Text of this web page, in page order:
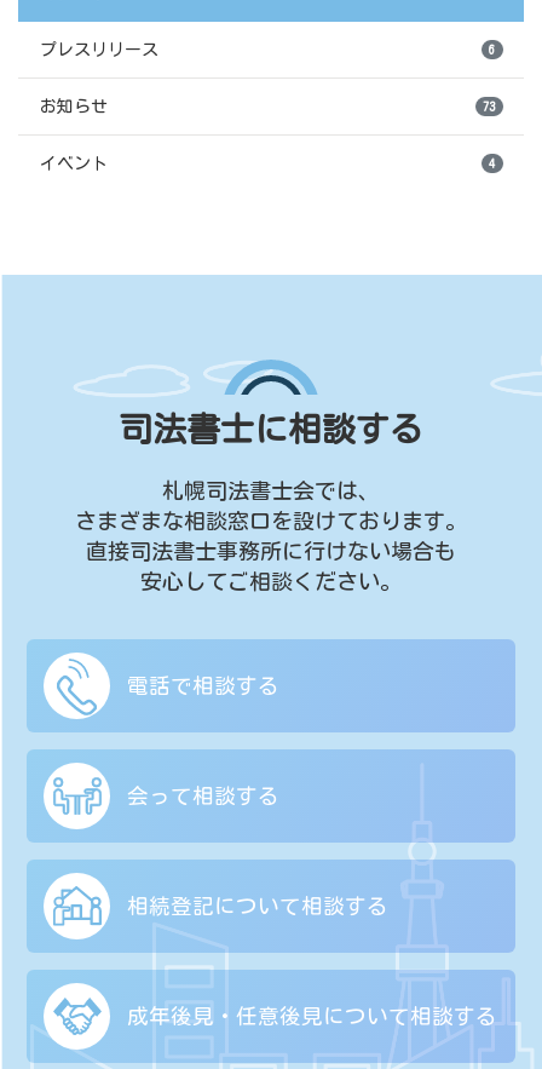
プレスリリース 6
お知らせ 73
イベント 4
司法書士に相談する
札幌司法書士会では、
さまざまな相談窓口を設けております。
直接司法書士事務所に行けない場合も
安心してご相談ください。
電話で相談する
会って相談する
相続登記について相談する
成年後見・任意後見について相談する